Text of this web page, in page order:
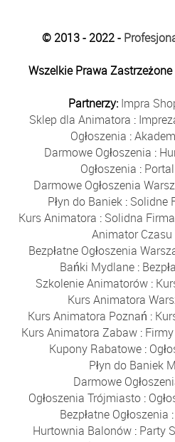
© 2013 - 2022 -
Wszelkie Prawa Zastrzeżone
Partnerzy: Impra
Sklep dla Animatora :
Ogłoszenia :
Darmowe Ogłoszenia :
Ogłoszenia :
Darmowe Ogłoszenia
Płyn do Baniek: Solidne
Kurs Animatora : Solidna Firma
Animator
Bezpłatne Ogłoszenia
Bańki Mydlane:
Szkolenie Animatorów:
Kurs Animatora
Kurs Animatora Poznań :
Kurs Animatora Zabaw : Firmy
Kupony Rabatowe :
Płyn do Baniek
Darmowe
Ogłoszenia Trójmiasto :
Bezpłatne Ogłoszenia :
Hurtownia Balonów : Party